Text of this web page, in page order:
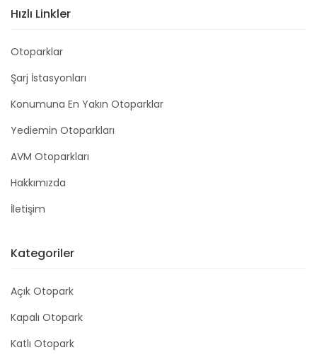
Hızlı Linkler
Otoparklar
Şarj İstasyonları
Konumuna En Yakın Otoparklar
Yediemin Otoparkları
AVM Otoparkları
Hakkımızda
İletişim
Kategoriler
Açık Otopark
Kapalı Otopark
Katlı Otopark